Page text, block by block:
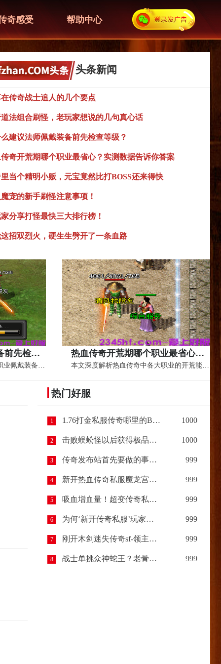
奇感受 帮助中心
头条新闻
传奇战士追人的几个要点
法组合刷怪，老玩家想说的几句真心话
建议法师佩戴装备前先检查等级？
奇开荒期哪个职业最省心？实测数据告诉你答案
当个精明小贩，元宝竟然比打BOSS还来得快
宠的新手刷怪注意事项！
分享打怪最快三大排行榜！
招双烈火，硬生生劈开了一条血路
为什么建议法师佩戴装备前先检查等级？
本文深度解析传奇游戏中法师职业佩戴装备前...
热血传奇开荒期哪个职业最省心？实测数据告诉你答案
本文深度解析热血传奇中各大职业的开荒能力...
热门好服
1 1.76打金私服传奇哪里的BOSS最容易爆出装备呢？ 1000
2 击败蜈蚣怪以后获得极品装备，让我惊喜（下篇） 1000
3 传奇发布站首先要做的事情？ 999
4 新开热血传奇私服魔龙宫殿开启规则以及进入条件 999
5 吸血增血量！超变传奇私服中的斗者舍利装备详解 999
6 为何‘新开传奇私服’玩家越多越多？反之热血传奇玩家少？ 999
7 刚开木剑迷失传奇sf-领主赤月击杀技巧 999
8 战士单挑众神蛇王？老骨灰这三招“锁喉”技巧，比运九还管用！ 999